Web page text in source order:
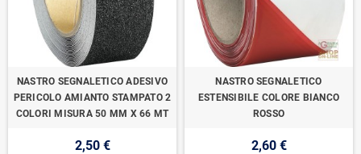
NASTRO SEGNALETICO ADESIVO
PERICOLO AMIANTO STAMPATO 2
COLORI MISURA 50 MM X 66 MT
2,50 €
NASTRO SEGNALETICO
ESTENSIBILE COLORE BIANCO
ROSSO
2,60 €